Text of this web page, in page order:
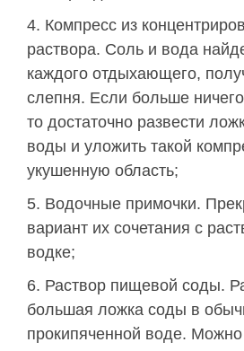
Компресс из
раствора. Соль и вода
каждого отдыхающего,
слепня. Если больше
то достаточно развести
воды и уложить такой
укушенную область;
Водочные примочки.
вариант их сочетания с
водке;
Раствор пищевой соды.
большая ложка соды в
прокипяченной воде.